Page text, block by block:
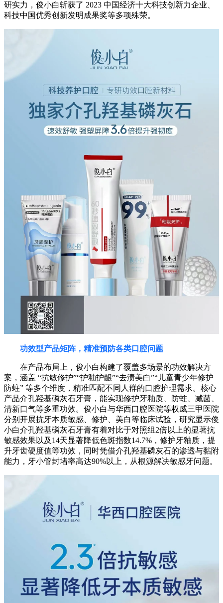
研实力，俊小白斩获了 2023 中国经济十大科技创新力企业、
科技中国优秀创新发明成果奖等多项殊荣。
功效型产品矩阵，精准预防各类口腔问题
在产品布局上，俊小白构建了覆盖多场景的功效解决方
案，涵盖 “抗敏修护”“护釉护龈”“去渍美白”“儿童青少年修护
防蛀” 等多个维度，精准匹配不同人群的口腔护理需求。核心
产品介孔羟基磷灰石牙膏，能实现修护牙釉质、防蛀、减菌、
清新口气等多重功效。俊小白与华西口腔医院等权威三甲医院
分别开展抗牙本质敏感、修护、美白等临床试验，研究显示俊
小白介孔羟基磷灰石牙膏有着对比于对照组2倍以上的显著抗
敏感效果以及14天显著降低色斑指数14.7%，修护牙釉质，提
升牙齿硬度值等功效，同时凭借介孔羟基磷灰石的渗透与黏附
能力，牙小管封堵率高达90%以上，从根源解决敏感牙问题。